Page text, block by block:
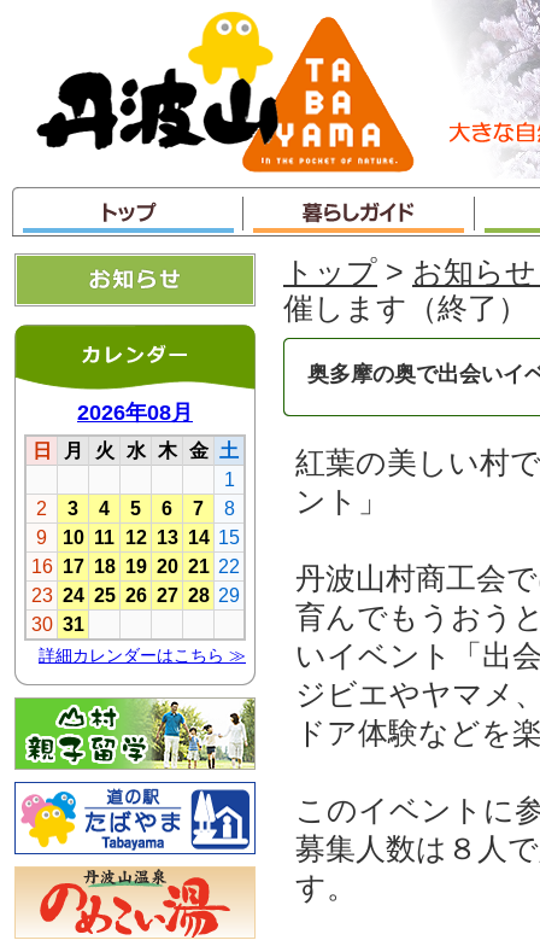
ャ
ン
プ
トップ > お知ら
催します（終了）
奥多摩の奥で出会いイ
紅葉の美しい村
ント」
丹波山村商工会
育んでもうおう
いイベント「出
ジビエやヤマメ
ドア体験などを
このイベントに
募集人数は８人
す。